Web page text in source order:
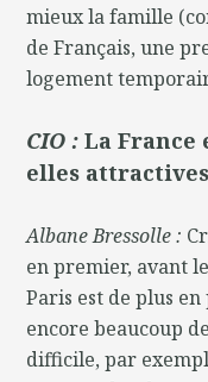
mieux la famille
de Français, une
logement
CIO :La France
elles
Albane Bressolle :
en premier, avant
Paris est de plus
encore beaucoup
difficile, par